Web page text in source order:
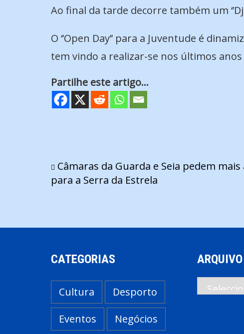
Ao final da tarde decorre também um
O ‘’Open Day’’ para a Juventude é
tem vindo a realizar-se nos últimos
Partilhe este artigo...
Navegação
de
Câmaras da Guarda e Seia pedem
para a Serra da Estrela
CATEGORIAS
Cultura
Desporto
Eventos
Negócios
ARQUIVO
Arquivo